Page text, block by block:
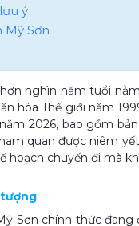
ý
Mỹ Sơn
nghìn năm tuổi
hóa Thế giới năm
2026, bao gồm
quan được niêm
hoạch chuyến đi mà
tượng
Sơn chính thức